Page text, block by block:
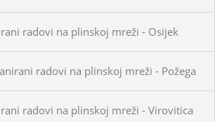
radovi na plinskoj mreži - Osijek
radovi na plinskoj mreži - Požega
radovi na plinskoj mreži - Virovitica